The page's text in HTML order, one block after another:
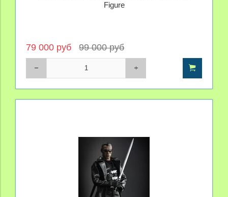
Figure
79 000 руб 99 000 руб